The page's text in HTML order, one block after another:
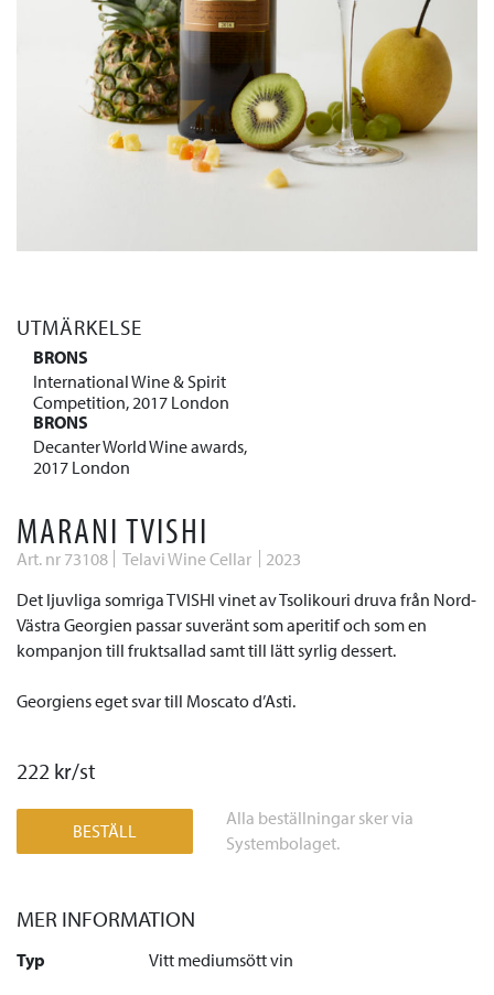
UTMÄRKELSE
BRONS
International Wine & Spirit
Competition, 2017 London
BRONS
Decanter World Wine awards,
2017 London
MARANI TVISHI
Art. nr 73108 Telavi Wine Cellar
2023
Det ljuvliga somriga TVISHI vinet av Tsolikouri druva från Nord-
Västra Georgien passar suveränt som aperitif och som en
kompanjon till fruktsallad samt till lätt syrlig dessert.
Georgiens eget svar till Moscato d’Asti.
222 kr/st
BESTÄLL
Alla beställningar sker via
Systembolaget.
MER INFORMATION
Typ Vitt mediumsött vin